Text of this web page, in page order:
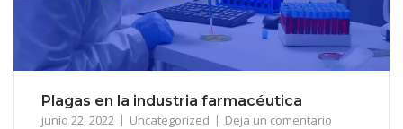
Plagas en la industria farmacéutica
junio 22, 2022 Uncategorized Deja un comentario